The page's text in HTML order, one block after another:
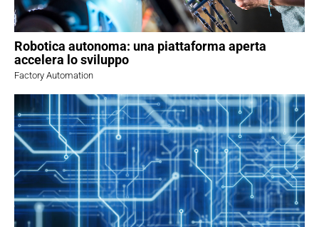
Robotica autonoma: una piattaforma aperta
accelera lo sviluppo
Factory Automation